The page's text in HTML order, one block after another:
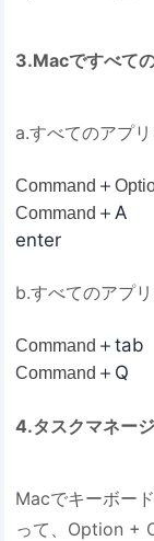
3.Macですべて
a.すべてのアプ
Command ＋
Command ＋A
enter
b.すべてのアプ
Command ＋tab
Command ＋Q
4.タスクマネー
Macでキーボー
って、Option +